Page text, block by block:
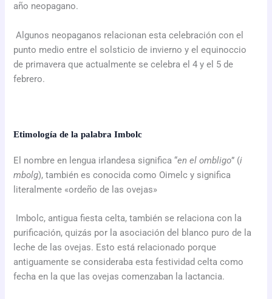
año neopagano.
Algunos neopaganos relacionan esta celebración con el
punto medio entre el solsticio de invierno y el equinoccio
de primavera que actualmente se celebra el 4 y el 5 de
febrero.
Etimología de la palabra Imbolc
El nombre en lengua irlandesa significa “en el ombligo” (i
mbolg), también es conocida como Oimelc y significa
literalmente «ordeño de las ovejas»
Imbolc, antigua fiesta celta, también se relaciona con la
purificación, quizás por la asociación del blanco puro de la
leche de las ovejas. Esto está relacionado porque
antiguamente se consideraba esta festividad celta como
fecha en la que las ovejas comenzaban la lactancia.